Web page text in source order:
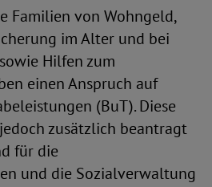
Familien von Wohngeld,
im Alter und bei
Hilfen zum
einen Anspruch auf
(BuT). Diese
zusätzlich beantragt
für die
und die Sozialverwaltung